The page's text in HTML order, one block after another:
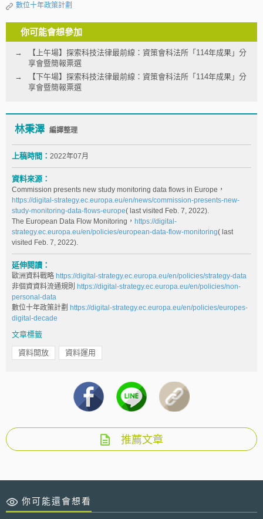
數位十年政策計劃
你可能會想參加
【上午場】探索科技法律最前線：資策會科法所「114年成果」分
享會暨簡報票選
【下午場】探索科技法律最前線：資策會科法所「114年成果」分
享會暨簡報票選
林秉澤 編譯整理
上稿時間： 2022年07月
資料來源：
Commission presents new study monitoring data flows in Europe，
https://digital-strategy.ec.europa.eu/en/news/commission-presents-new-
study-monitoring-data-flows-europe( last visited Feb. 7, 2022).
The European Data Flow Monitoring， https://digital-
strategy.ec.europa.eu/en/policies/european-data-flow-monitoring( last
visited Feb. 7, 2022).
延伸閱讀：
歐洲資料戰略 https://digital-strategy.ec.europa.eu/en/policies/strategy-data
非個資資料流通規則 https://digital-strategy.ec.europa.eu/en/policies/non-
personal-data
數位十年政策計劃 https://digital-strategy.ec.europa.eu/en/policies/europes-
digital-decade
文章標籤
資料開放 資料運用
推薦文章
你可能還會想看